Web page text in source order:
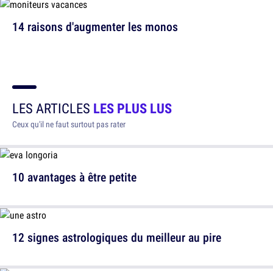
14 raisons d'augmenter les monos
LES ARTICLES LES PLUS LUS
Ceux qu'il ne faut surtout pas rater
10 avantages à être petite
12 signes astrologiques du meilleur au pire